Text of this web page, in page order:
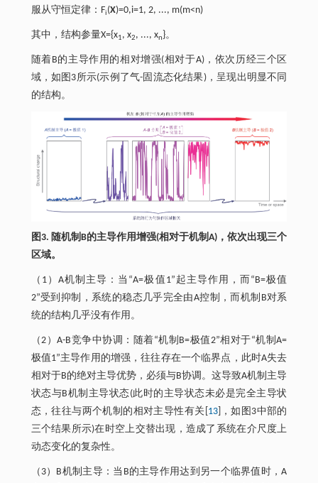
服从守恒定律：Fi(X)=0,i=1, 2, ..., m(m<n)
其中，结构参量X={x1, x2, ..., xn }。
随着B的主导作用的相对增强(相对于A)，依次历经三个区
域，如图3所示(示例了气-固流态化结果)，呈现出明显不同
的结构。
图3. 随机制B的主导作用增强(相对于机制A)，依次出现三个
区域。
（1）A机制主导：当“A=极值1”起主导作用，而“B=极值
2”受到抑制，系统的稳态几乎完全由A控制，而机制B对系
统的结构几乎没有作用。
（2）A-B竞争中协调：随着“机制B=极值2”相对于“机制A=
极值1”主导作用的增强，往往存在一个临界点，此时A失去
相对于B的绝对主导优势，必须与B协调。这导致A机制主导
状态与B机制主导状态(此时的主导状态未必是完全主导状
态，往往与两个机制的相对主导性有关[ 13]，如图3中部的
三个结果所示)在时空上交替出现，造成了系统在介尺度上
动态变化的复杂性。
（3）B机制主导：当B的主导作用达到另一个临界值时，A